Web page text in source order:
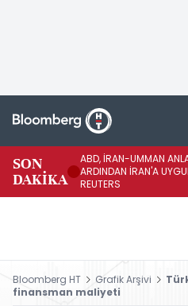
SON
DAKİKA
ABD, İRAN-UMMAN
ARDINDAN İRAN'A
REUTERS
Bloomberg HT Grafik Arşivi
finansman maliyeti